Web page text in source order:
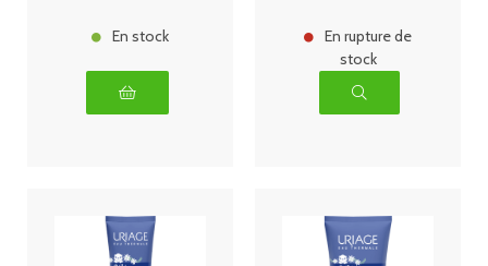
En stock
En rupture de
stock